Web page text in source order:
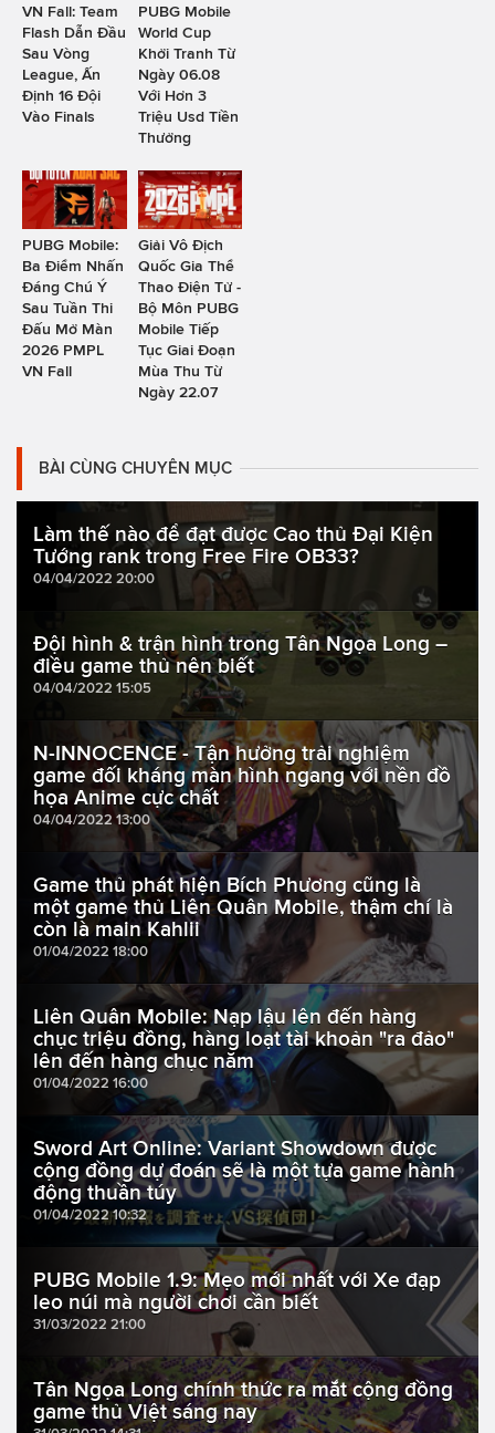
VN Fall: Team
Flash Dẫn Đầu
Sau Vòng
League, Ấn
Định 16 Đội
Vào Finals
PUBG Mobile
World Cup
Khởi Tranh Từ
Ngày 06.08
Với Hơn 3
Triệu Usd Tiền
Thưởng
PUBG Mobile:
Ba Điểm Nhấn
Đáng Chú Ý
Sau Tuần Thi
Đấu Mở Màn
2026 PMPL
VN Fall
Giải Vô Địch
Quốc Gia Thể
Thao Điện Tử -
Bộ Môn PUBG
Mobile Tiếp
Tục Giai Đoạn
Mùa Thu Từ
Ngày 22.07
BÀI CÙNG CHUYÊN MỤC
Làm thế nào để đạt được Cao thủ Đại Kiện
Tướng rank trong Free Fire OB33?
04/04/2022 20:00
Đội hình & trận hình trong Tân Ngọa Long –
điều game thủ nên biết
04/04/2022 15:05
N-INNOCENCE - Tận hưởng trải nghiệm
game đối kháng màn hình ngang với nền đồ
họa Anime cực chất
04/04/2022 13:00
Game thủ phát hiện Bích Phương cũng là
một game thủ Liên Quân Mobile, thậm chí là
còn là main Kahlii
01/04/2022 18:00
Liên Quân Mobile: Nạp lậu lên đến hàng
chục triệu đồng, hàng loạt tài khoản "ra đảo"
lên đến hàng chục năm
01/04/2022 16:00
Sword Art Online: Variant Showdown được
cộng đồng dự đoán sẽ là một tựa game hành
động thuần túy
01/04/2022 10:32
PUBG Mobile 1.9: Mẹo mới nhất với Xe đạp
leo núi mà người chơi cần biết
31/03/2022 21:00
Tân Ngọa Long chính thức ra mắt cộng đồng
game thủ Việt sáng nay